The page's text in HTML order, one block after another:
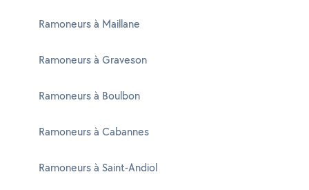
Ramoneurs à Maillane
Ramoneurs à Graveson
Ramoneurs à Boulbon
Ramoneurs à Cabannes
Ramoneurs à Saint-Andiol